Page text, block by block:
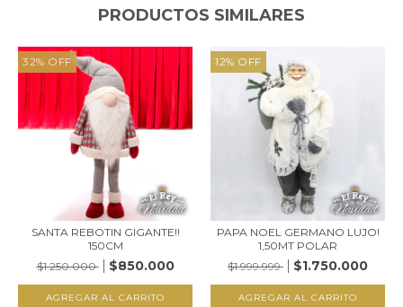
PRODUCTOS SIMILARES
32% OFF
SANTA REBOTIN GIGANTE!!
150CM
$1.250.000
$850.000
12% OFF
PAPA NOEL GERMANO LUJO!
1,50MT POLAR
$1.999.999
$1.750.000